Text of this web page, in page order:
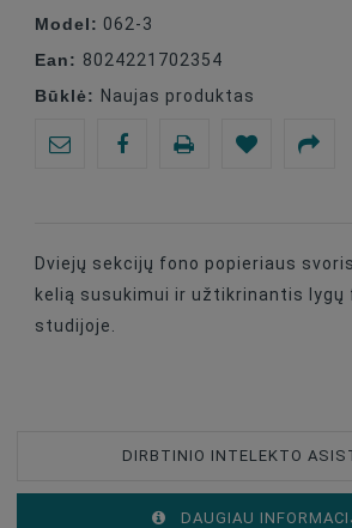
Model: 062-3
Ean: 8024221702354
Būklė: Naujas produktas
Dviejų sekcijų fono popieriaus
kelią susukimui ir užtikrinantis lygų
studijoje.
DIRBTINIO INTELEKTO
DAUGIAU